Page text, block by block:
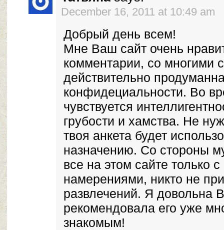
December 16, 2011 at 10:49 am
Добрый день всем!
Мне Ваш сайт очень
комментарии, со многими
действительно
конфидециальности. Во
чувствуется
грубости и хамства. Не
твоя анкета будет
назначению. Со стороны
все на этом сайте только
намерениями, никто не
развлечений. Я довольна
рекомендовала его уже
знакомым!